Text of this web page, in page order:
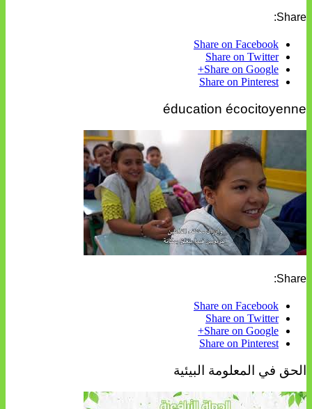
Share:
Share on Facebook
Share on Twitter
Share on Google+
Share on Pinterest
éducation écocitoyenne
Share:
Share on Facebook
Share on Twitter
Share on Google+
Share on Pinterest
الحق في المعلومة البيئية